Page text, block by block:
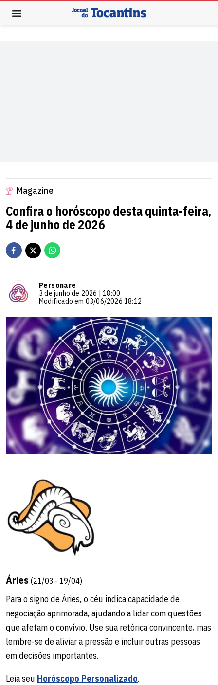
Magazine
Confira o horóscopo desta quinta-feira,
4 de junho de 2026
Personare
3 de junho de 2026 | 18:00
Modificado em 03/06/2026 18:12
Áries (21/03 - 19/04)
Para o signo de Áries, o céu indica capacidade de
negociação aprimorada, ajudando a lidar com questões
que afetam o convívio. Use sua retórica convincente, mas
lembre-se de aliviar a pressão e incluir outras pessoas
em decisões importantes.
Leia seu Horóscopo Personalizado.